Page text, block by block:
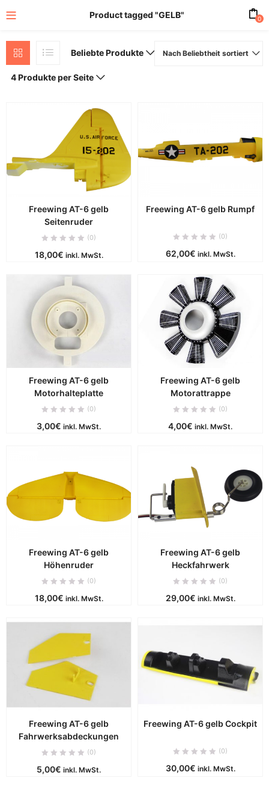
Product tagged "GELB" 0
Beliebte Produkte Nach Beliebtheit sortiert
4 Produkte per Seite
Freewing AT-6 gelb
Seitenruder
(0)
18,00€ inkl. MwSt.
Freewing AT-6 gelb Rumpf
(0)
62,00€ inkl. MwSt.
Freewing AT-6 gelb
Motorhalteplatte
(0)
3,00€ inkl. MwSt.
Freewing AT-6 gelb
Motorattrappe
(0)
4,00€ inkl. MwSt.
Freewing AT-6 gelb
Höhenruder
(0)
18,00€ inkl. MwSt.
Freewing AT-6 gelb
Heckfahrwerk
(0)
29,00€ inkl. MwSt.
Freewing AT-6 gelb
Fahrwerksabdeckungen
(0)
5,00€ inkl. MwSt.
Freewing AT-6 gelb Cockpit
(0)
30,00€ inkl. MwSt.